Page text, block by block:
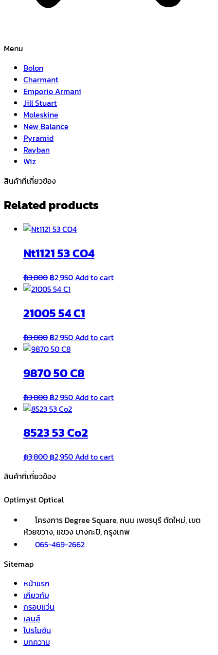
Menu
Bolon
Charmant
Emporio Armani
Jill Stuart
Moleskine
New Balance
Pyramid
Rayban
Wiz
สินค้าที่เกี่ยวข้อง
Related products
Nt1121 53 CO4
฿3,800 Original
price
฿3,800.
฿2,950Current
฿2,950.
Add to cart
21005 54 C1
฿3,800 Original
price
฿3,800.
฿2,950Current
฿2,950.
Add to cart
9870 50 C8
฿3,800 Original
price
฿3,800.
฿2,950Current
฿2,950.
Add to cart
8523 53 Co2
฿3,800 Original
was:
฿2,950Current
Add to cart
สินค้าที่เกี่ยวข้อง
Optimyst Optical
โครงการ Degree Square, ถนน เพชรบุรี ตัดใหม่, เขต
ห้วยขวาง, แขวง บางกะปิ, กรุงเทพ
065-469-2662
Sitemap
หน้าแรก
เกี่ยวกับ
กรอบแว่น
เลนส์
โปรโมชัน
บทความ